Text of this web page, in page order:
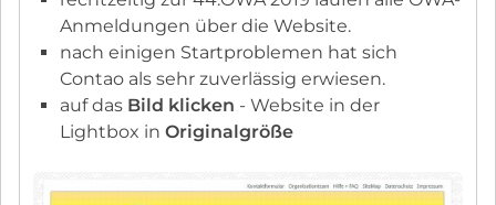
Anmeldungen über die Website.
nach einigen Startproblemen hat sich
Contao als sehr zuverlässig erwiesen.
auf das Bild klicken - Website in der
Lightbox in Originalgröße